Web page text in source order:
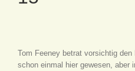
Tom Feeney betrat vorsichtig
schon einmal hier gewesen, aber